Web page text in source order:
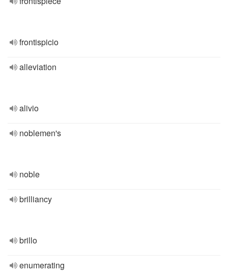
frontispicio
alleviation
alivio
noblemen's
noble
brilliancy
brillo
enumerating